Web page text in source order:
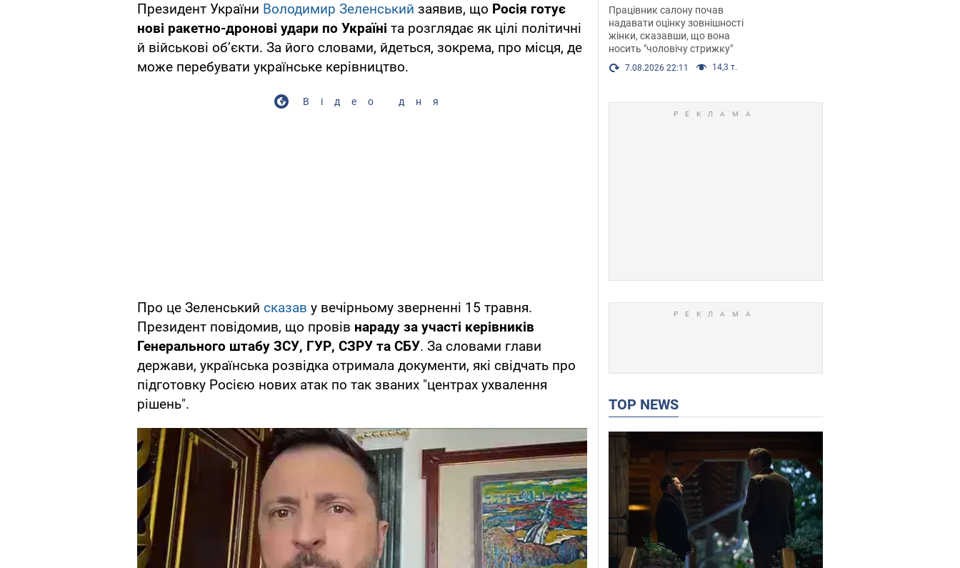
Президент України Володимир Зеленський заявив, що Росія готує
нові ракетно-дронові удари по Україні та розглядає як цілі політичні
й військові об’єкти. За його словами, йдеться, зокрема, про місця, де
може перебувати українське керівництво.
Відео дня
Про це Зеленський сказав у вечірньому зверненні 15 травня.
Президент повідомив, що провів нараду за участі керівників
Генерального штабу ЗСУ, ГУР, СЗРУ та СБУ. За словами глави
держави, українська розвідка отримала документи, які свідчать про
підготовку Росією нових атак по так званих "центрах ухвалення
рішень".
після хімієтерапії,
розгорівся скандал.
Фото
Працівник салону почав
надавати оцінку зовнішності
жінки, сказавши, що вона
носить "чоловічу стрижку"
7.08.2026 22:11 14,3 т.
TOP NEWS